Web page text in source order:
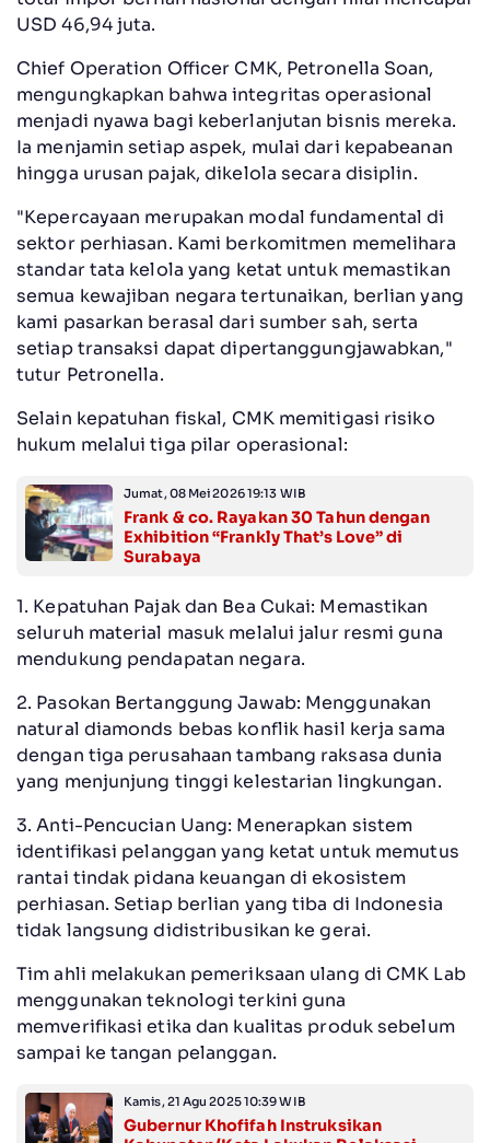
USD 46,94 juta.
Chief Operation Officer CMK, Petronella Soan,
mengungkapkan bahwa integritas operasional
menjadi nyawa bagi keberlanjutan bisnis mereka.
Ia menjamin setiap aspek, mulai dari kepabeanan
hingga urusan pajak, dikelola secara disiplin.
"Kepercayaan merupakan modal fundamental di
sektor perhiasan. Kami berkomitmen memelihara
standar tata kelola yang ketat untuk memastikan
semua kewajiban negara tertunaikan, berlian yang
kami pasarkan berasal dari sumber sah, serta
setiap transaksi dapat dipertanggungjawabkan,"
tutur Petronella.
Selain kepatuhan fiskal, CMK memitigasi risiko
hukum melalui tiga pilar operasional:
Jumat, 08 Mei 2026 19:13 WIB
Frank & co. Rayakan 30 Tahun dengan
Exhibition “Frankly That’s Love” di
Surabaya
1. Kepatuhan Pajak dan Bea Cukai: Memastikan
seluruh material masuk melalui jalur resmi guna
mendukung pendapatan negara.
2. Pasokan Bertanggung Jawab: Menggunakan
natural diamonds bebas konflik hasil kerja sama
dengan tiga perusahaan tambang raksasa dunia
yang menjunjung tinggi kelestarian lingkungan.
3. Anti-Pencucian Uang: Menerapkan sistem
identifikasi pelanggan yang ketat untuk memutus
rantai tindak pidana keuangan di ekosistem
perhiasan. Setiap berlian yang tiba di Indonesia
tidak langsung didistribusikan ke gerai.
Tim ahli melakukan pemeriksaan ulang di CMK Lab
menggunakan teknologi terkini guna
memverifikasi etika dan kualitas produk sebelum
sampai ke tangan pelanggan.
Kamis, 21 Agu 2025 10:39 WIB
Gubernur Khofifah Instruksikan